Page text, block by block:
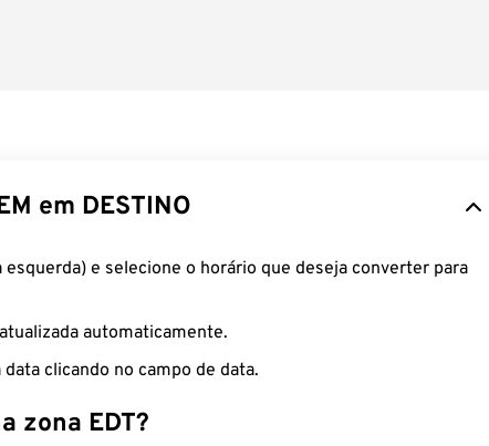
em DESTINO
esquerda) e selecione o horário que deseja converter para
automaticamente.
clicando no campo de data.
zona EDT?